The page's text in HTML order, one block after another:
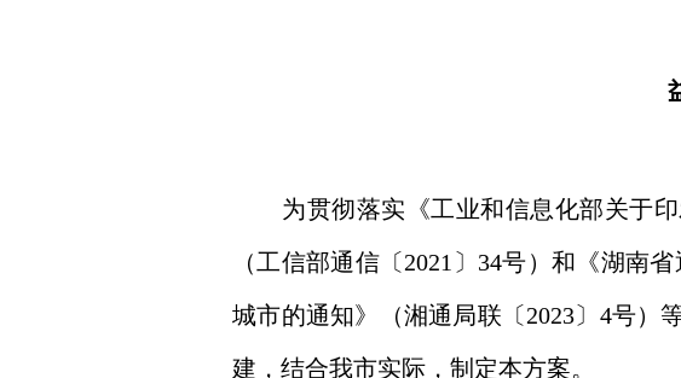
为贯彻落实《工业和信息化部关于印
（工信部通信〔2021〕34号）和《湖南
城市的通知》（湘通局联〔2023〕4号）
建，结合我市实际，制定本方案。